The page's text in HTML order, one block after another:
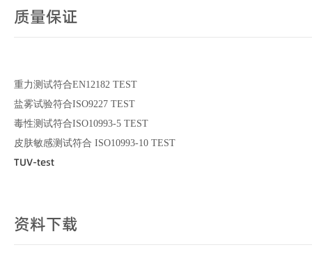
质量保证
重力测试符合EN12182 TEST
盐雾试验符合ISO9227 TEST
毒性测试符合ISO10993-5 TEST
皮肤敏感测试符合 ISO10993-10 TEST
TUV-test
资料下载